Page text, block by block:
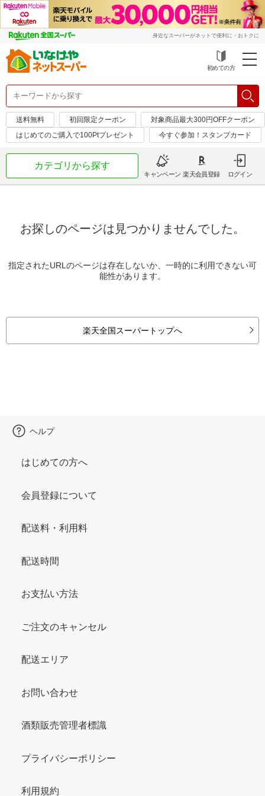
身近なスーパーがネットで便利に・おトクに
初めての方
送料無料 初回限定クーポン
対象商品最大300円OFFクーポン
はじめてのご購入で100Ptプレゼント
今すぐ参加！スタンプカード
カテゴリから探す
キャンペーン 楽天会員登録 ログイン
お探しのページは見つかりませんでした。
指定されたURLのページは存在しないか、一時的に利用できない可
能性があります。
楽天全国スーパートップへ
ヘルプ
はじめての方へ
会員登録について
配送料・利用料
配送時間
お支払い方法
ご注文のキャンセル
配送エリア
お問い合わせ
酒類販売管理者標識
プライバシーポリシー
利用規約